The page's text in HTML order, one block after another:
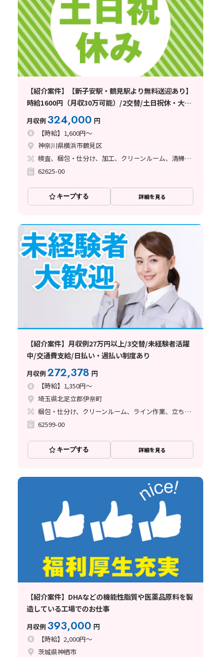
【紹介案件】【新子安駅・鶴見駅より無料送迎あり】
時給1600円（月収30万可能）/2交替/土日祝休・大型
月収例 324,000 円
【時給】1,600円～
神奈川県横浜市鶴見区
検査、梱包・仕分け、加工、クリーンルーム、清掃・洗浄
62625-00
キープする 詳細を見る
【紹介案件】月収例27万円以上/3交替/未経験者活躍
中/交通費支給/日払い・週払い制度あり
月収例272,378 円
【時給】1,350円～
埼玉県北足立郡伊奈町
梱包・仕分け、クリーンルーム、ライン作業、立ち作業
62599-00
キープする 詳細を見る
【紹介案件】DHAなどの機能性脂質や医薬品原料を製
造している工場でのお仕事
月収例 393,000 円
【時給】2,000円～
茨城県神栖市